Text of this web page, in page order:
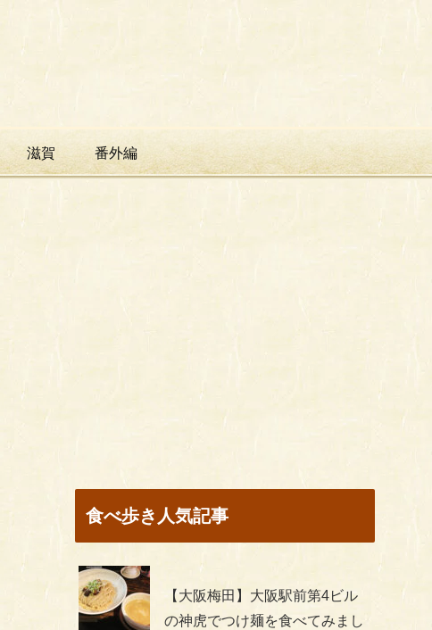
滋賀 番外編
食べ歩き人気記事
【大阪梅田】大阪駅前第4ビル
の神虎でつけ麺を食べてみまし